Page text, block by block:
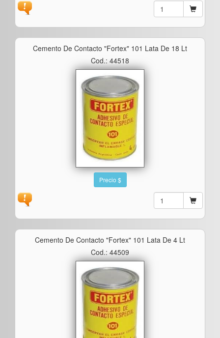
Cemento De Contacto "fortex" 101 Lata De 18 Lt
Cod.: 44518
Precio $
Cemento De Contacto "fortex" 101 Lata De 4 Lt
Cod.: 44509